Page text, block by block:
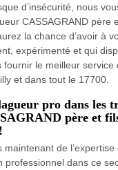
d’insécurité, nous
CASSAGRAND père
la chance d’avoir à
expérimenté et qui
le meilleur service
et dans tout le 17700.
pro dans les
père et
maintenant de
professionnel dans ce